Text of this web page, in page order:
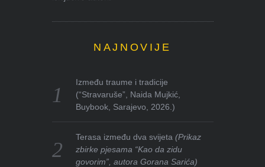
NAJNOVIJE
Između traume i tradicije
(“Stravaruše”, Naida Mujkić,
Buybook, Sarajevo, 2026.)
Terasa između dva svijeta(Prikaz
zbirke pjesama “Kao da zidu
govorim”, autora Gorana Sarića)